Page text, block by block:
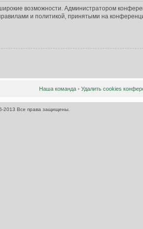
возможности. Администратором
и политикой, принятыми на
Наша команда • Удалить cookies
2013 Все права защищены.